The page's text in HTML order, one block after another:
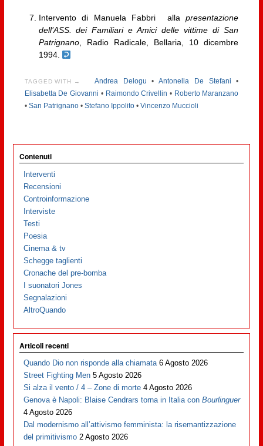
Intervento di Manuela Fabbri allapresentazione
dell’ASS. dei Familiari e Amici delle vittime di San
Patrignano, Radio Radicale, Bellaria, 10 dicembre
1994.
TAGGED WITH → Andrea Delogu •Antonella De Stefani •
Elisabetta De Giovanni • Raimondo Crivellin • Roberto Maranzano
• San Patrignano• Stefano Ippolito• Vincenzo Muccioli
Contenuti
Interventi
Recensioni
Controinformazione
Interviste
Testi
Poesia
Cinema & tv
Schegge taglienti
Cronache del pre-bomba
I suonatori Jones
Segnalazioni
AltroQuando
Articoli recenti
Quando Dio non risponde alla chiamata 6 Agosto 2026
Street Fighting Men 5 Agosto 2026
Si alza il vento / 4 – Zone di morte 4 Agosto 2026
Genova è Napoli: Blaise Cendrars torna in Italia conBourlinguer
4 Agosto 2026
Dal modernismo all’attivismo femminista: la risemantizzazione
del primitivismo 2 Agosto 2026